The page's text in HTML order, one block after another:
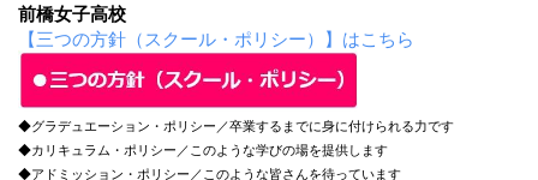
前橋女子高校
【三つの方針（スクール・ポリシー）】はこちら
◆グラデュエーション・ポリシー／卒業するまでに身に付けられる力です
◆カリキュラム・ポリシー／このような学びの場を提供します
◆アドミッション・ポリシー／このような皆さんを待っています